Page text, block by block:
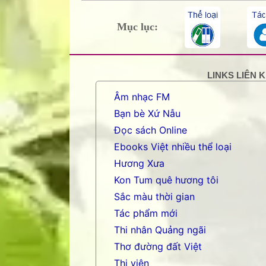
Mục lục:
LINKS LIÊN
Âm nhạc FM
Bạn bè Xứ Nẫu
Đọc sách Online
Ebooks Việt nhiều thể loại
Hương Xưa
Kon Tum quê hương tôi
Sắc màu thời gian
Tác phẩm mới
Thi nhân Quảng ngãi
Thơ đường đất Việt
Thi viện